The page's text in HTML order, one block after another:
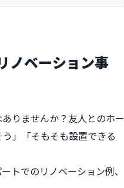
ノベーション事
りませんか？友人とのホー
」「そもそも設置できる
トでのリノベーション例、